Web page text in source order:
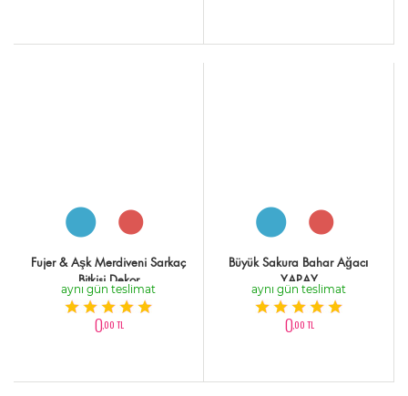
Fujer & Aşk Merdiveni Sarkaç
Bitkisi Dekor
aynı gün teslimat
0,00 TL
Büyük Sakura Bahar Ağacı
YAPAY
aynı gün teslimat
0,00 TL